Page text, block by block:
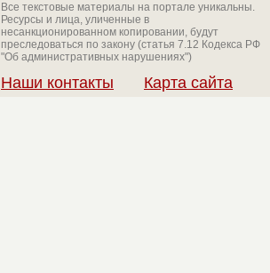
Все текстовые материалы на портале уникальны.
Ресурсы и лица, уличенные в
несанкционированном копировании, будут
преследоваться по закону (статья 7.12 Кодекса РФ
"Об административных нарушениях")
Наши контакты Карта сайта